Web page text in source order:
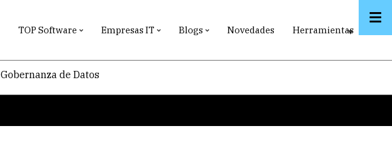
TOP Software Empresas IT Blogs Novedades Herramientas
Gobernanza de Datos